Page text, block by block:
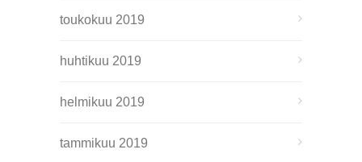
toukokuu 2019
huhtikuu 2019
helmikuu 2019
tammikuu 2019